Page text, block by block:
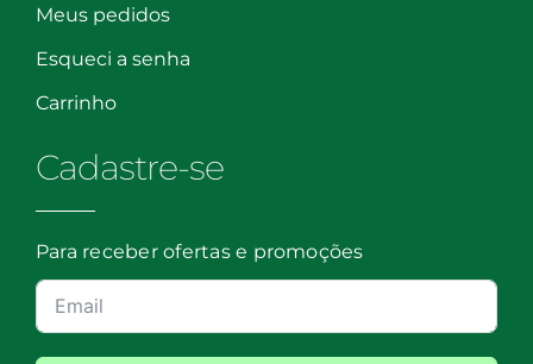
Meus pedidos
Esqueci a senha
Carrinho
Cadastre-se
Para receber ofertas e promoções